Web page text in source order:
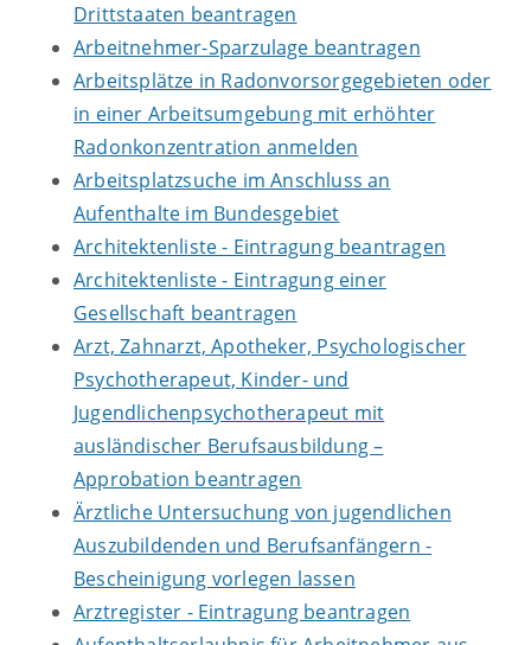
Drittstaaten beantragen
Arbeitnehmer-Sparzulage beantragen
Arbeitsplätze in Radonvorsorgegebieten oder
in einer Arbeitsumgebung mit erhöhter
Radonkonzentration anmelden
Arbeitsplatzsuche im Anschluss an
Aufenthalte im Bundesgebiet
Architektenliste - Eintragung beantragen
Architektenliste - Eintragung einer
Gesellschaft beantragen
Arzt, Zahnarzt, Apotheker, Psychologischer
Psychotherapeut, Kinder- und
Jugendlichenpsychotherapeut mit
ausländischer Berufsausbildung –
Approbation beantragen
Ärztliche Untersuchung von jugendlichen
Auszubildenden und Berufsanfängern -
Bescheinigung vorlegen lassen
Arztregister - Eintragung beantragen